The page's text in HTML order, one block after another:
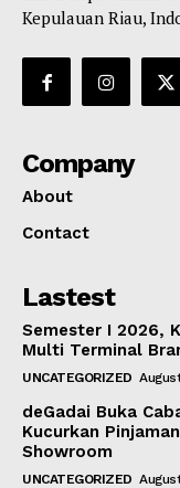
Kepulauan Riau,
Company
About
Contact
Lastest
Semester I 2026,
Multi Terminal
UNCATEGORIZED
deGadai Buka
Kucurkan
Showroom
UNCATEGORIZED